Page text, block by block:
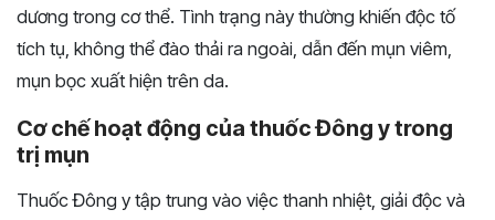
dương trong cơ thể. Tình trạng này thường khiến độc tố
tích tụ, không thể đào thải ra ngoài, dẫn đến mụn viêm,
mụn bọc xuất hiện trên da.
Cơ chế hoạt động của thuốc Đông y trong
trị mụn
Thuốc Đông y tập trung vào việc thanh nhiệt, giải độc và